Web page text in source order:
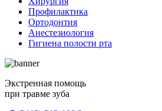
Профилактика
Ортодонтия
Анестезиология
Гигиена полости рта
Экстренная помощь
при травме зуба